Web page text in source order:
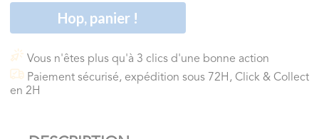
Hop, panier !
Vous n'êtes plus qu'à 3 clics d'une bonne action
Paiement sécurisé, expédition sous 72H, Click & Collect
en 2H